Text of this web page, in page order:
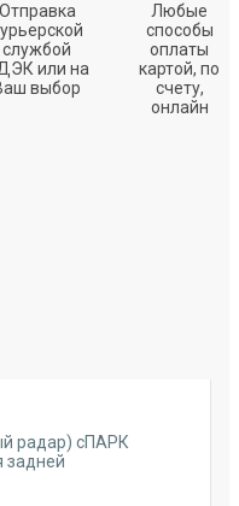
Отправка
службой
или на
выбор
Любые
способы
оплаты
картой, по
счету,
онлайн
радар) сПАРК
задней